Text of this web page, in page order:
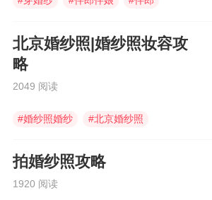
北京婚纱照|婚纱照妆容攻
略
2049 阅读
#婚纱照婚纱 #北京婚纱照
拍婚纱照攻略
1920 阅读